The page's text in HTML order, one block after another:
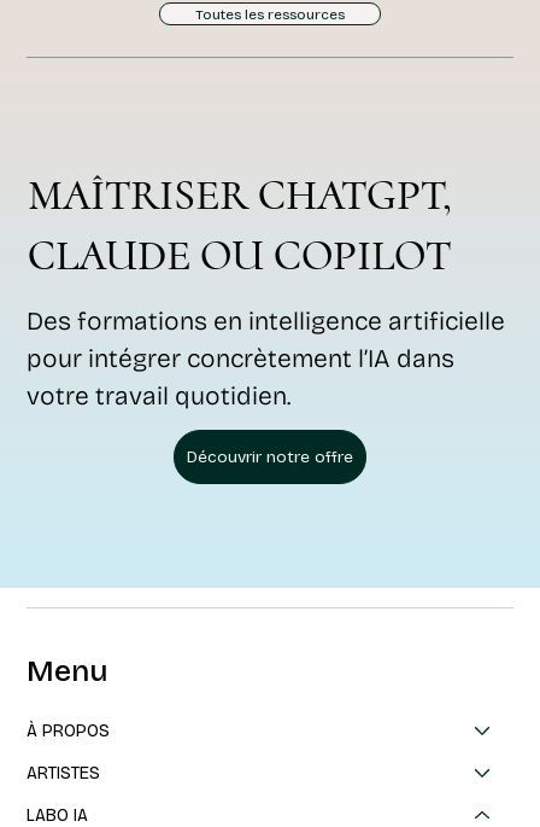
Toutes les ressources
MAÎTRISER CHATGPT,
CLAUDE OU COPILOT
Des formations en intelligence artificielle
pour intégrer concrètement l’IA dans
votre travail quotidien.
Découvrir notre offre
Menu
À PROPOS
ARTISTES
LABO IA